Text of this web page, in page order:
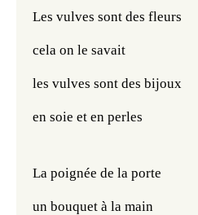
Les vulves sont des fleurs
cela on le savait
les vulves sont des bijoux
en soie et en perles
La poignée de la porte
un bouquet à la main